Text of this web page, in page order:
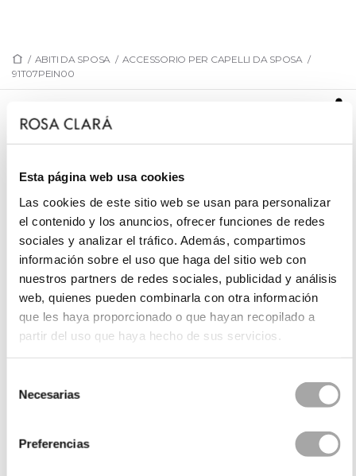
Esta página web usa cookies
Las cookies de este sitio web se usan para personalizar
el contenido y los anuncios, ofrecer funciones de redes
sociales y analizar el tráfico. Además, compartimos
información sobre el uso que haga del sitio web con
nuestros partners de redes sociales, publicidad y análisis
web, quienes pueden combinarla con otra información
que les haya proporcionado o que hayan recopilado a
partir del uso que haya hecho de sus servicios.
Necesarias
Preferencias
/ ABITI DA SPOSA / ACCESSORIO PER CAPELLI DA SPOSA /
91T07PEIN00
91T07PEIN00
realizzato in strass. Un esclusivo outfit Rosa Clará
Cocktail.
PRENOTA UN APPUNTAMENTO